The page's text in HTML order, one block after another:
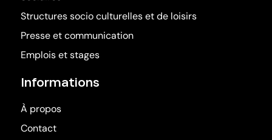
Structures socio culturelles et de loisirs
Presse et communication
Emplois et stages
Informations
À propos
Contact